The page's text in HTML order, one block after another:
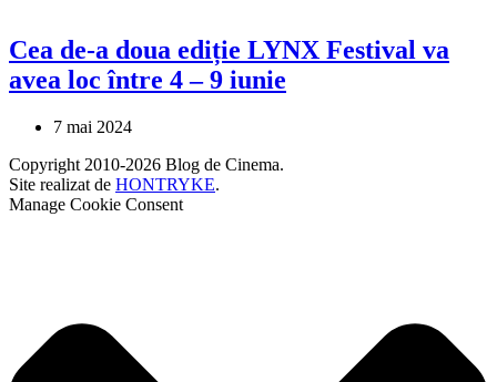
Cea de-a doua ediție LYNX Festival va
avea loc între 4 – 9 iunie
7 mai 2024
Copyright 2010-2026 Blog de Cinema.
Site realizat de HONTRYKE.
Manage Cookie Consent